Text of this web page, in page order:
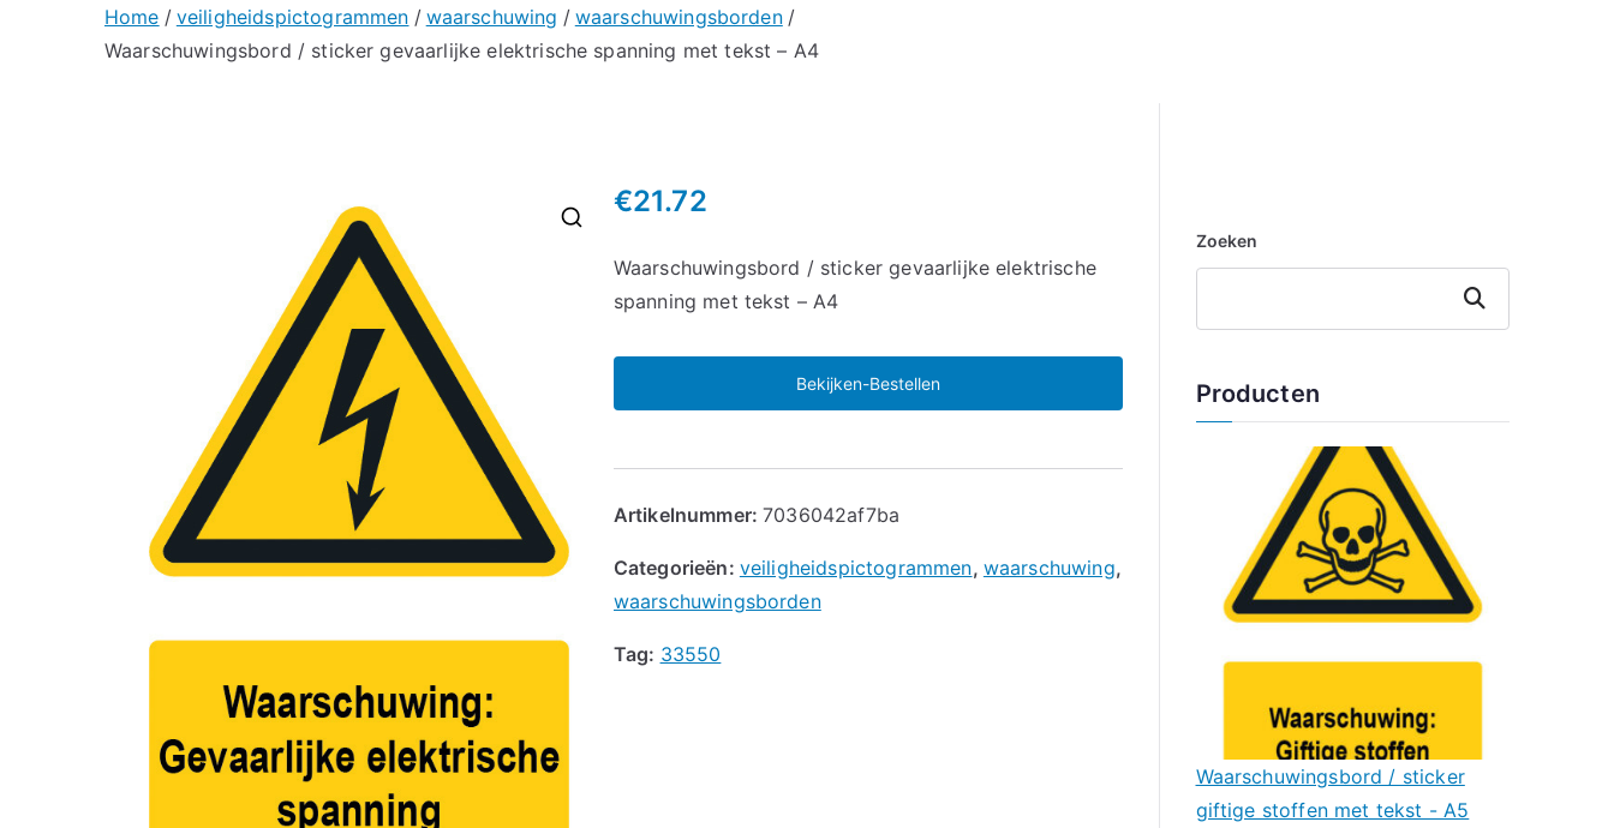
Home veiligheidspictogrammen waarschuwing
waarschuwingsborden
Waarschuwingsbord / sticker gevaarlijke elektrische spanning met tekst – A4
€21.72
Waarschuwingsbord / sticker gevaarlijke elektrische
spanning met tekst – A4
Bekijken-Bestellen
Artikelnummer:7036042af7ba
Categorieën: veiligheidspictogrammen, waarschuwing,
waarschuwingsborden
Tag: 33550
Zoeken
Zoeken
Producten
Waarschuwingsbord / sticker
giftige stoffen met tekst - A5